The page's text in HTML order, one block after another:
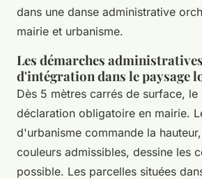
dans une danse administrative
mairie et urbanisme.
Les démarches
d'intégration dans le paysage
Dès 5 mètres carrés de surface,
déclaration obligatoire en mairie.
d'urbanisme commande la
couleurs admissibles, dessine les
possible. Les parcelles situées